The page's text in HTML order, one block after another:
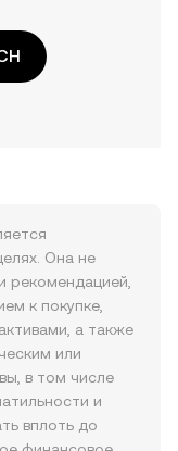
Она не
рекомендацией,
к покупке,
а также
или
в том числе
и
вплоть до